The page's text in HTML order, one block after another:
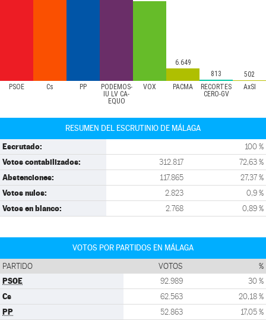
PSOE Cs PP
PODEMOS-
IU LV CA-
EQUO
VOX PACMA
RECORTES
CERO-GV
AxSI
6.649
813
502
RESUMEN DEL ESCRUTINIO DE MÁLAGA
Escrutado: 100 %
Votos contabilizados: 312.817 72,63 %
Abstenciones: 117.865 27,37 %
Votos nulos: 2.823 0,9 %
Votos en blanco: 2.768 0,89 %
VOTOS POR PARTIDOS EN MÁLAGA
PARTIDO VOTOS %
PSOE 92.989 30 %
Cs 62.563 20,18 %
PP 52.863 17,05 %